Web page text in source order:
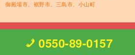
0550-89-0157
御殿場市、裾野市、三島市、小山町